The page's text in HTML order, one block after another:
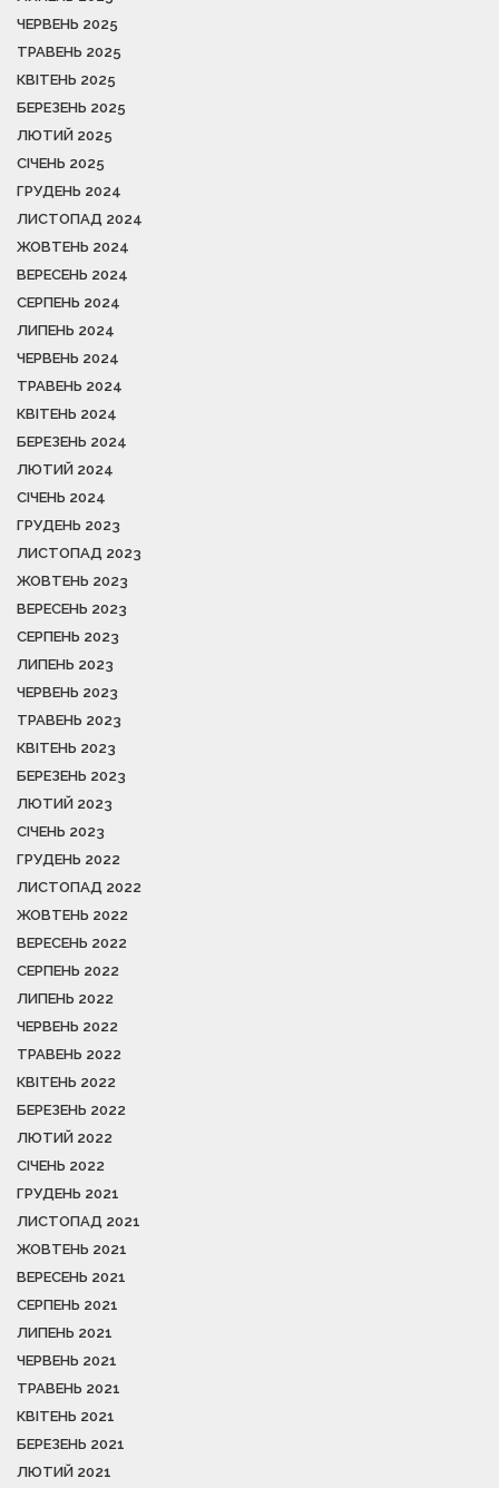
ЧЕРВЕНЬ 2025
ТРАВЕНЬ 2025
КВІТЕНЬ 2025
БЕРЕЗЕНЬ 2025
ЛЮТИЙ 2025
СІЧЕНЬ 2025
ГРУДЕНЬ 2024
ЛИСТОПАД 2024
ЖОВТЕНЬ 2024
ВЕРЕСЕНЬ 2024
СЕРПЕНЬ 2024
ЛИПЕНЬ 2024
ЧЕРВЕНЬ 2024
ТРАВЕНЬ 2024
КВІТЕНЬ 2024
БЕРЕЗЕНЬ 2024
ЛЮТИЙ 2024
СІЧЕНЬ 2024
ГРУДЕНЬ 2023
ЛИСТОПАД 2023
ЖОВТЕНЬ 2023
ВЕРЕСЕНЬ 2023
СЕРПЕНЬ 2023
ЛИПЕНЬ 2023
ЧЕРВЕНЬ 2023
ТРАВЕНЬ 2023
КВІТЕНЬ 2023
БЕРЕЗЕНЬ 2023
ЛЮТИЙ 2023
СІЧЕНЬ 2023
ГРУДЕНЬ 2022
ЛИСТОПАД 2022
ЖОВТЕНЬ 2022
ВЕРЕСЕНЬ 2022
СЕРПЕНЬ 2022
ЛИПЕНЬ 2022
ЧЕРВЕНЬ 2022
ТРАВЕНЬ 2022
КВІТЕНЬ 2022
БЕРЕЗЕНЬ 2022
ЛЮТИЙ 2022
СІЧЕНЬ 2022
ГРУДЕНЬ 2021
ЛИСТОПАД 2021
ЖОВТЕНЬ 2021
ВЕРЕСЕНЬ 2021
СЕРПЕНЬ 2021
ЛИПЕНЬ 2021
ЧЕРВЕНЬ 2021
ТРАВЕНЬ 2021
КВІТЕНЬ 2021
БЕРЕЗЕНЬ 2021
ЛЮТИЙ 2021